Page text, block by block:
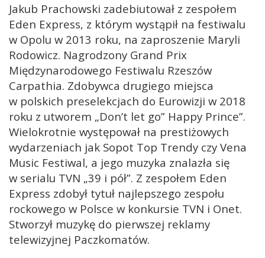
Jakub Prachowski zadebiutował z zespołem
Eden Express, z którym wystąpił na festiwalu
w Opolu w 2013 roku, na zaproszenie Maryli
Rodowicz. Nagrodzony Grand Prix
Międzynarodowego Festiwalu Rzeszów
Carpathia. Zdobywca drugiego miejsca
w polskich preselekcjach do Eurowizji w 2018
roku z utworem „Don’t let go” Happy Prince”.
Wielokrotnie występował na prestiżowych
wydarzeniach jak Sopot Top Trendy czy Vena
Music Festiwal, a jego muzyka znalazła się
w serialu TVN „39 i pół”. Z zespołem Eden
Express zdobył tytuł najlepszego zespołu
rockowego w Polsce w konkursie TVN i Onet.
Stworzył muzykę do pierwszej reklamy
telewizyjnej Paczkomatów.